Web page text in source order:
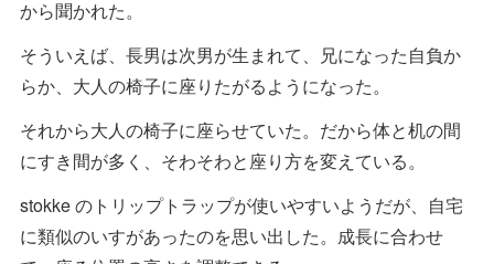
から聞かれた。
そういえば、長男は次男が生まれて、兄になった自負か
らか、大人の椅子に座りたがるようになった。
それから大人の椅子に座らせていた。だから体と机の間
にすき間が多く、そわそわと座り方を変えている。
stokke のトリップトラップが使いやすいようだが、自宅
に類似のいすがあったのを思い出した。成長に合わせ